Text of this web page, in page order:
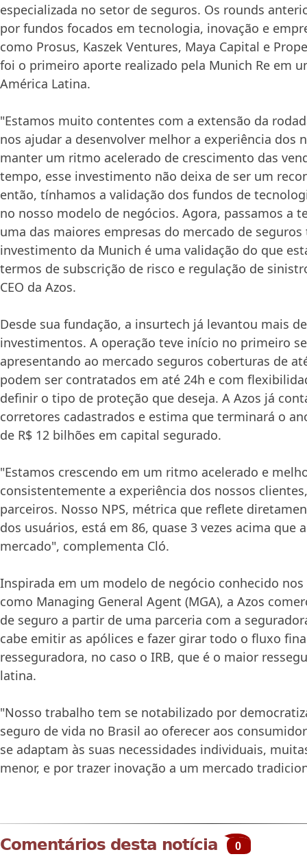
especializada no setor de seguros. Os rounds
por fundos focados em tecnologia, inovação e
como Prosus, Kaszek Ventures, Maya Capital e
foi o primeiro aporte realizado pela Munich Re em
América Latina.
"Estamos muito contentes com a extensão da
nos ajudar a desenvolver melhor a experiência dos
manter um ritmo acelerado de crescimento das
tempo, esse investimento não deixa de ser um
então, tínhamos a validação dos fundos de
no nosso modelo de negócios. Agora, passamos a
uma das maiores empresas do mercado de
investimento da Munich é uma validação do que
termos de subscrição de risco e regulação de
CEO da Azos.
Desde sua fundação, a insurtech já levantou mais
investimentos. A operação teve início no primeiro
apresentando ao mercado seguros coberturas de
podem ser contratados em até 24h e com
definir o tipo de proteção que deseja. A Azos já
corretores cadastrados e estima que terminará o
de R$ 12 bilhões em capital segurado.
"Estamos crescendo em um ritmo acelerado e
consistentemente a experiência dos nossos
parceiros. Nosso NPS, métrica que reflete
dos usuários, está em 86, quase 3 vezes acima que
mercado", complementa Cló.
Inspirada em um modelo de negócio conhecido nos
como Managing General Agent (MGA), a Azos
de seguro a partir de uma parceria com a
cabe emitir as apólices e fazer girar todo o fluxo
resseguradora, no caso o IRB, que é o maior
latina.
"Nosso trabalho tem se notabilizado por
seguro de vida no Brasil ao oferecer aos
se adaptam às suas necessidades individuais,
menor, e por trazer inovação a um mercado
Comentários desta notícia 0